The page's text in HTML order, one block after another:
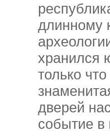
длинному
хранился
только
дверей
событие в